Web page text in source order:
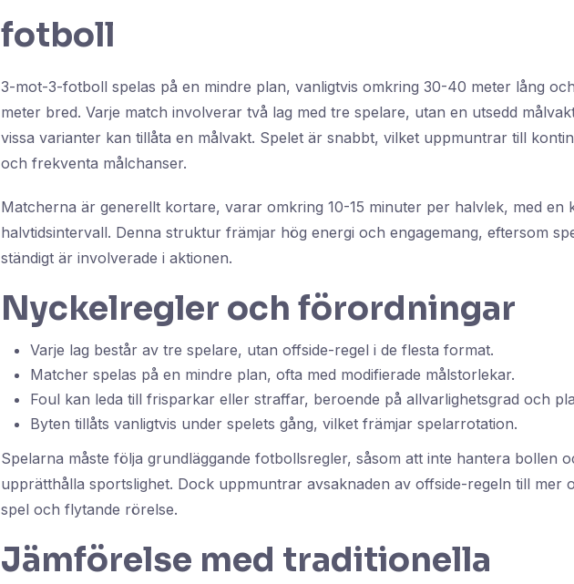
fotboll
3-mot-3-fotboll spelas på en mindre plan, vanligtvis omkring 30-40 meter lång
meter bred. Varje match involverar två lag med tre spelare, utan en utsedd
vissa varianter kan tillåta en målvakt. Spelet är snabbt, vilket uppmuntrar till
och frekventa målchanser.
Matcherna är generellt kortare, varar omkring 10-15 minuter per halvlek, med en
halvtidsintervall. Denna struktur främjar hög energi och engagemang, eftersom
ständigt är involverade i aktionen.
Nyckelregler och förordningar
Varje lag består av tre spelare, utan offside-regel i de flesta format.
Matcher spelas på en mindre plan, ofta med modifierade målstorlekar.
Foul kan leda till frisparkar eller straffar, beroende på allvarlighetsgrad och
Byten tillåts vanligtvis under spelets gång, vilket främjar spelarrotation.
Spelarna måste följa grundläggande fotbollsregler, såsom att inte hantera bollen
upprätthålla sportslighet. Dock uppmuntrar avsaknaden av offside-regeln till mer
spel och flytande rörelse.
Jämförelse med traditionella